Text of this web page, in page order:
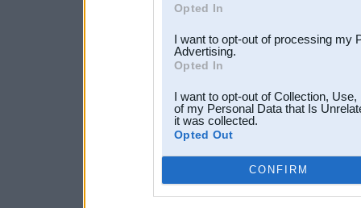
Opted In
I want to opt-out of processing my
Advertising.
Opted In
I want to opt-out of Collection,
of my Personal Data that Is
it was collected.
Opted Out
CONFIRM